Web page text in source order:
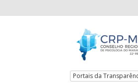
Portais da